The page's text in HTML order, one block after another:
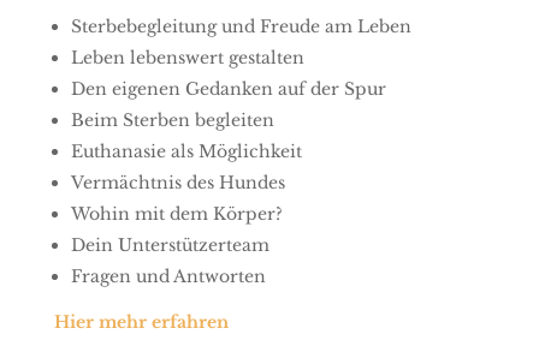
Sterbebegleitung und Freude am Leben
Leben lebenswert gestalten
Den eigenen Gedanken auf der Spur
Beim Sterben begleiten
Euthanasie als Möglichkeit
Vermächtnis des Hundes
Wohin mit dem Körper?
Dein Unterstützerteam
Fragen und Antworten
Hier mehr erfahren